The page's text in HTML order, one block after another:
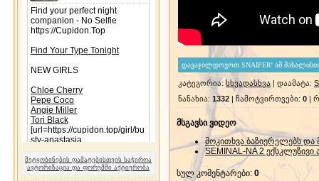
შეტყობინების დამატებისთვის საჭიროა
ავტორიზაცია და ფორუმში აქტიურობა
კატეგორია: სხვადასხვა | დაამატა:
ნანახია: 1332 | ჩამოტვირთვები: 0 |
მსგავსი ვიდეო
მოკითხვა ბაზიერელებს და
SEMINAL-NA 2 ექსკლუზივი
სულ კომენტარები: 0